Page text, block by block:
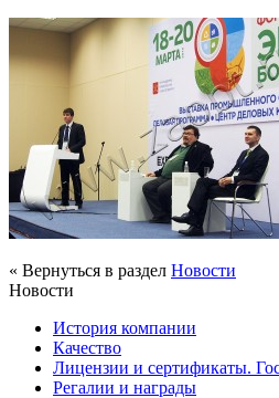
« Вернуться в раздел Новости
Новости
История компании
Качество
Лицензии и сертификаты.
Регалии и награды